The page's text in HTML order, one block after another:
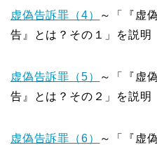
虚偽告訴罪（4）
～「『虚
告』とは？その１」を説明
虚偽告訴罪（5）
～「『虚
告』とは？その２」を説明
虚偽告訴罪（6）
～「『虚